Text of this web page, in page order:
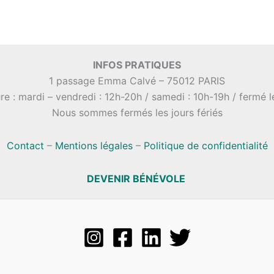
INFOS PRATIQUES
1 passage Emma Calvé – 75012 PARIS
: mardi – vendredi : 12h-20h / samedi : 10h-19h / fermé
Nous sommes fermés les jours fériés
Contact – Mentions légales– Politique de confidentialité
DEVENIR BÉNÉVOLE